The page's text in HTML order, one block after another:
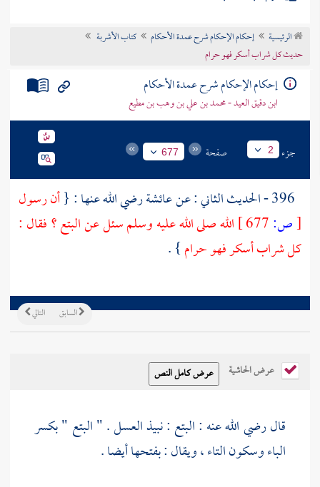
موضوعي
تراجم الأعلام
الرئيسية إحكام الإحكام شرح عمدة الأحكام
كتاب الأشربة
حديث كل شراب أسكر فهو حرام
إحكام الإحكام شرح عمدة الأحكام
ابن دقيق العيد - محمد بن علي بن وهب بن مطيع
جزء 2 صفحة 677
عائشةرضي الله عنها : {أن رسول
[ص:
الله صلى الله عليه وسلم سئل عن البتع ؟ فقال :
كل شراب أسكر فهو حرام} .
التالي السابق
عرض الحاشية
قال رضي الله عنه : البتع : نبيذ العسل . " البتع " بكسر
الباء وسكون التاء ، ويقال : بفتحها أيضا .